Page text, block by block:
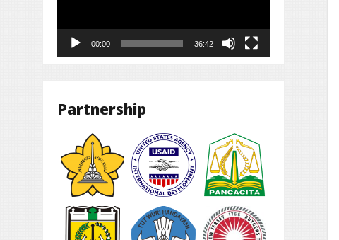
00:00 36:42
Partnership